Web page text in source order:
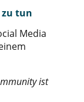
tun
Media
ist